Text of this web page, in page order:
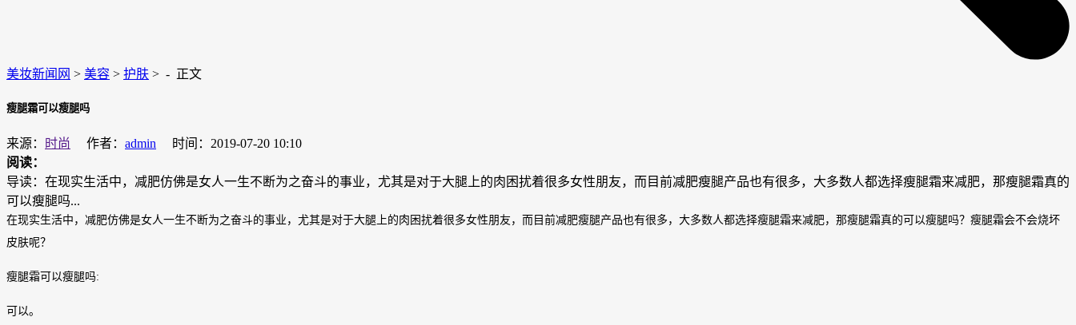
美妆新闻网 > 美容 > 护肤 > - 正文
瘦腿霜可以瘦腿吗
来源： 时尚 作者： admin
时间：2019-07-20 10:10
阅读：
导读：在现实生活中，减肥仿佛是女人一生不断为之奋斗的事业，尤其是对于大腿上的肉困扰着很多女性朋友，而目前减肥瘦腿产品也有很多，大多数人都选择瘦腿霜来减肥，那瘦腿霜真的
可以瘦腿吗...
在现实生活中，减肥仿佛是女人一生不断为之奋斗的事业，尤其是对于大腿上的肉困扰着很多女性朋友，而目前减肥瘦腿产品也有很多，大多数人都选择瘦腿霜来减肥，那瘦腿霜真的可以瘦腿吗？瘦腿霜会不会烧坏
皮肤呢？
瘦腿霜可以瘦腿吗:
可以。